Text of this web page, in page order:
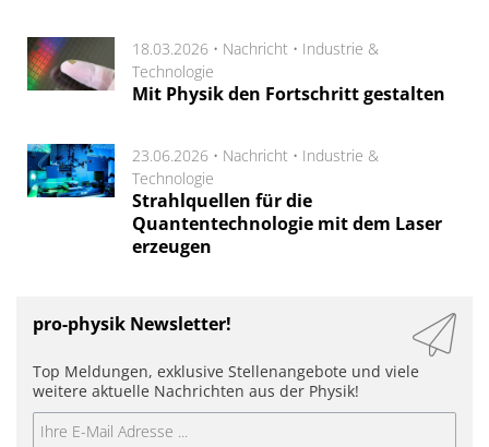
18.03.2026 • Nachricht • Industrie &
Technologie
Mit Physik den Fortschritt gestalten
23.06.2026 • Nachricht • Industrie &
Technologie
Strahlquellen für die
Quantentechnologie mit dem Laser
erzeugen
pro-physik Newsletter!
Top Meldungen, exklusive Stellenangebote und viele
weitere aktuelle Nachrichten aus der Physik!